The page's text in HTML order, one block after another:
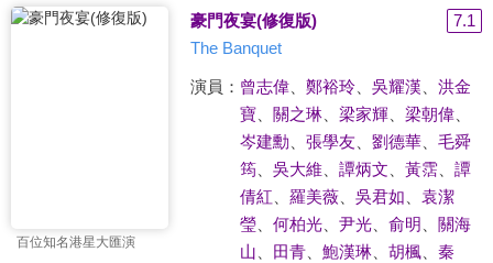
百位知名港星大匯演
豪門夜宴(修復版)
7.1
The Banquet
演員： 曾志偉、 鄭裕玲、 吳耀漢
洪金
寶、 關之琳、 梁家輝、 梁朝偉、
岑建勳
張學友、 劉德華、 毛舜
筠、 吳大維、 譚炳文 黃霑、 譚
倩紅
羅美薇、 吳君如
袁潔
瑩、 何柏光、 尹光、 俞明
關海
山
田青、 鮑漢琳、 胡楓、 秦